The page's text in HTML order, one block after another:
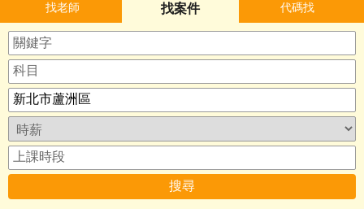
找老師 找案件 代碼找